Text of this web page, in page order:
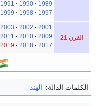
1989
1990
1991
1997
1998
1999
القرن 21
2001
2002
2003
2009
2010
2011
2017
2018
2019
الكلمات الدالة: الهند